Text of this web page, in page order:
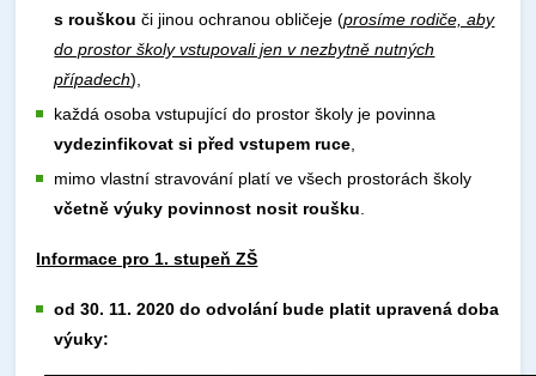
s rouškou či jinou ochranou obličeje (prosíme rodiče, aby
do prostor školy vstupovali jen v nezbytně nutných
případech),
každá osoba vstupující do prostor školy je povinna
vydezinfikovat si před vstupem ruce
mimo vlastní stravování platí ve všech prostorách školy
včetně výuky povinnost nosit roušku
Informace pro 1. stupeň ZŠ
od 30. 11. 2020 do odvolání bude platit upravená doba
výuky: